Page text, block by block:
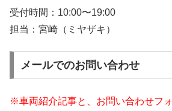
受付時間： 10:00〜19:00
担当：宮崎（ミヤザキ）
メールでのお問い合わせ
※車両紹介記事と、お問い合わせフ